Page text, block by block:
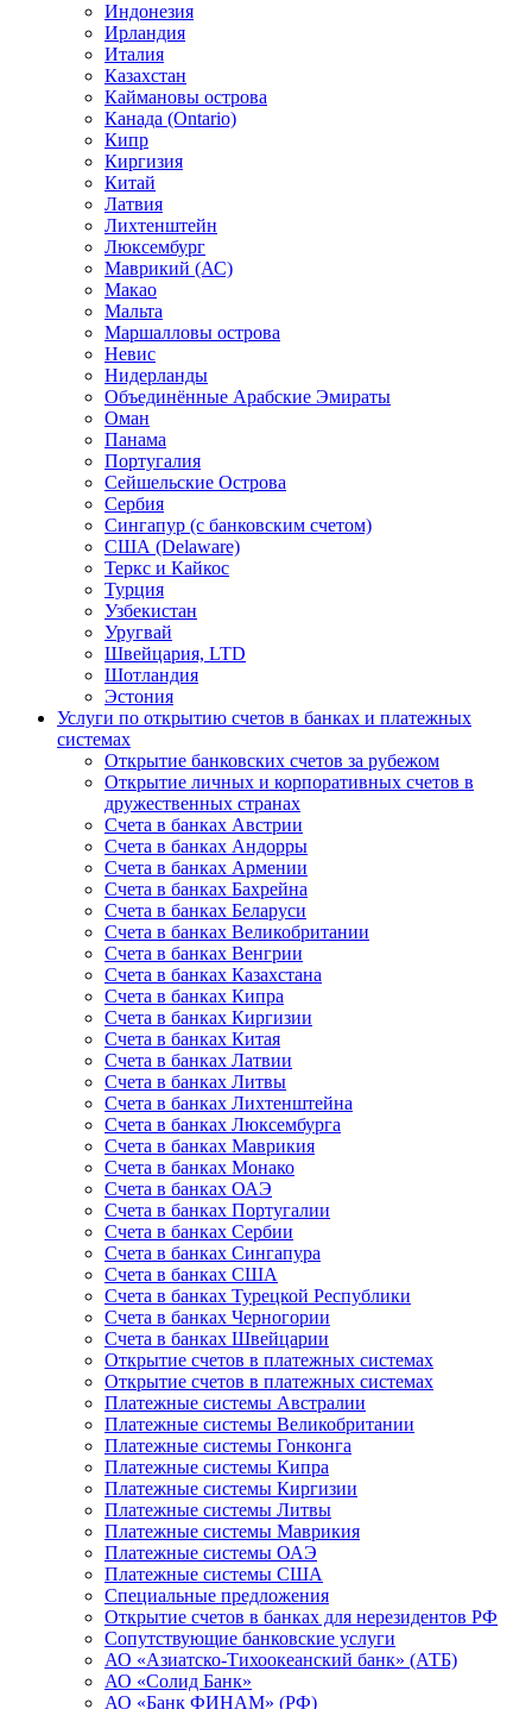
Индонезия
Ирландия
Италия
Казахстан
Каймановы острова
Канада (Ontario)
Кипр
Киргизия
Китай
Латвия
Лихтенштейн
Люксембург
Маврикий (АС)
Макао
Мальта
Маршалловы острова
Нeвис
Нидерланды
Объединённые Арабские Эмираты
Оман
Панама
Португалия
Сейшельские Острова
Сербия
Сингапур (c банковским счетом)
США (Delaware)
Теркс и Кайкос
Турция
Узбекистан
Уругвай
Швейцария, LTD
Шотландия
Эстония
Услуги по открытию счетов в банках и платежных
системах
Открытие банковских счетов за рубежом
Открытие личных и корпоративных счетов в
дружественных странах
Счета в банках Австрии
Счета в банках Андорры
Счета в банках Армении
Счета в банках Бахрейна
Счета в банках Беларуси
Счета в банках Великобритании
Счета в банках Венгрии
Счета в банках Казахстана
Счета в банках Кипра
Счета в банках Киргизии
Счета в банках Китая
Счета в банках Латвии
Счета в банках Литвы
Счета в банках Лихтенштейна
Счета в банках Люксембурга
Счета в банках Маврикия
Счета в банках Монако
Счета в банках ОАЭ
Счета в банках Португалии
Счета в банках Сербии
Счета в банках Сингапура
Счета в банках США
Счета в банках Турецкой Республики
Счета в банках Черногории
Счета в банках Швейцарии
Открытие счетов в платежных системах
Открытие счетов в платежных системах
Платежные системы Австралии
Платежные системы Великобритании
Платежные системы Гонконга
Платежные системы Кипра
Платежные системы Киргизии
Платежные системы Литвы
Платежные системы Маврикия
Платежные системы ОАЭ
Платежные системы США
Специальные предложения
Открытие счетов в банках для нерезидентов РФ
Сопутствующие банковские услуги
АО «Азиатско-Тихоокеанский банк» (АТБ)
АО «Солид Банк»
АО «Банк ФИНАМ» (РФ)